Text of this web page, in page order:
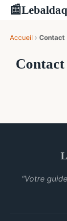
📰
Accueil › Contact
Contact
“Votre